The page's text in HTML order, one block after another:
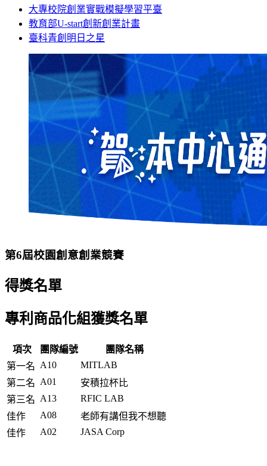
大專校院創業實戰模擬學習平臺
教育部U-start創新創業計畫
臺科青創明日之星
第6屆校園創意創業競賽
得獎名單
專利商品化組獲獎名單
項次 團隊編號
團隊名稱
第一名 A10
MITLAB
第二名 A01
安積拉杯比
第三名 A13
RFIC LAB
佳作
A08
老師有講但我不想聽
佳作
A02 JASA Corp